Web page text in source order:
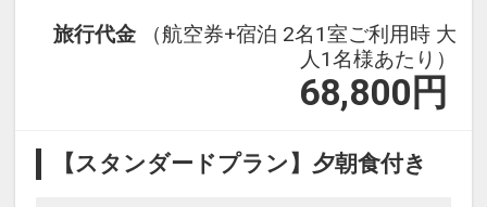
旅行代金
（航空券+宿泊 2名1室ご利用時 大
人1名様あたり）
68,800 円
【スタンダードプラン】夕朝食付き